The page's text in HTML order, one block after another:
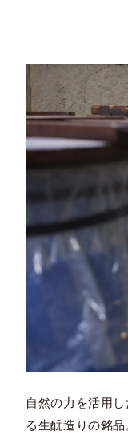
自然の力を活用
る生酛造りの銘品